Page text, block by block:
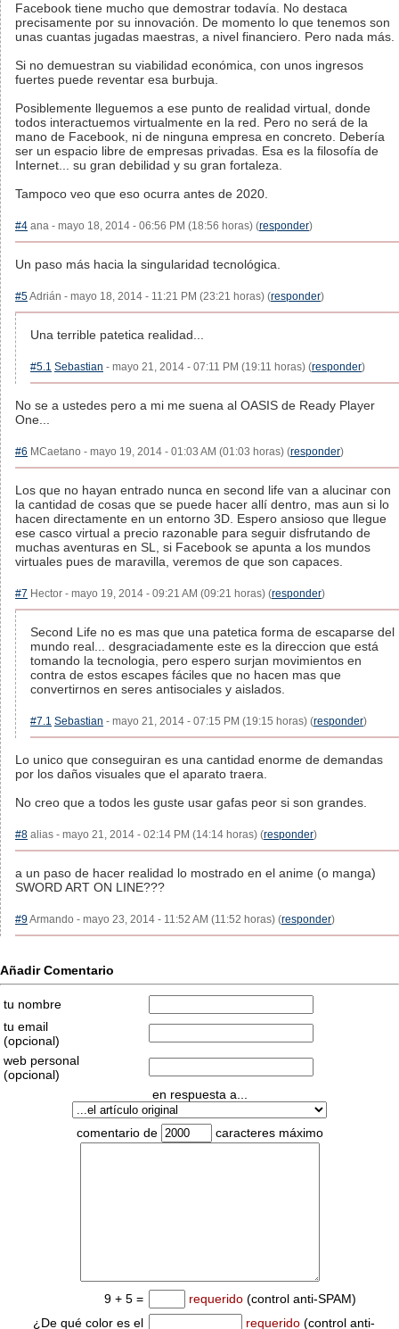
Facebook tiene mucho que demostrar todavía. No destaca
precisamente por su innovación. De momento lo que tenemos son
unas cuantas jugadas maestras, a nivel financiero. Pero nada más.
Si no demuestran su viabilidad económica, con unos ingresos
fuertes puede reventar esa burbuja.
Posiblemente lleguemos a ese punto de realidad virtual, donde
todos interactuemos virtualmente en la red. Pero no será de la
mano de Facebook, ni de ninguna empresa en concreto. Debería
ser un espacio libre de empresas privadas. Esa es la filosofía de
Internet... su gran debilidad y su gran fortaleza.
Tampoco veo que eso ocurra antes de 2020.
#4 ana - mayo 18, 2014 - 06:56 PM (18:56 horas) (responder)
Un paso más hacia la singularidad tecnológica.
#5Adrián - mayo 18, 2014 - 11:21 PM (23:21 horas) (responder)
Una terrible patetica realidad...
#5.1 Sebastian - mayo 21, 2014 - 07:11 PM (19:11 horas) (responder)
No se a ustedes pero a mi me suena al OASIS de Ready Player
One...
#6 MCaetano - mayo 19, 2014 - 01:03 AM (01:03 horas) (responder)
Los que no hayan entrado nunca en second life van a alucinar con
la cantidad de cosas que se puede hacer allí dentro, mas aun si lo
hacen directamente en un entorno 3D. Espero ansioso que llegue
ese casco virtual a precio razonable para seguir disfrutando de
muchas aventuras en SL, si Facebook se apunta a los mundos
virtuales pues de maravilla, veremos de que son capaces.
#7 Hector - mayo 19, 2014 - 09:21 AM (09:21 horas) (responder)
Second Life no es mas que una patetica forma de escaparse del
mundo real... desgraciadamente este es la direccion que está
tomando la tecnologia, pero espero surjan movimientos en
contra de estos escapes fáciles que no hacen mas que
convertirnos en seres antisociales y aislados.
#7.1 Sebastian - mayo 21, 2014 - 07:15 PM (19:15 horas) (responder)
Lo unico que conseguiran es una cantidad enorme de demandas
por los daños visuales que el aparato traera.
No creo que a todos les guste usar gafas peor si son grandes.
#8 alias - mayo 21, 2014 - 02:14 PM (14:14 horas) (responder)
a un paso de hacer realidad lo mostrado en el anime (o manga)
SWORD ART ON LINE???
#9Armando - mayo 23, 2014 - 11:52 AM (11:52 horas) (responder)
Añadir Comentario
tu nombre
tu email
(opcional)
web personal
(opcional)
en respuesta a...
comentario de caracteres máximo
9 + 5 = requerido (control anti-SPAM)
¿De qué color es el
requerido (control anti-